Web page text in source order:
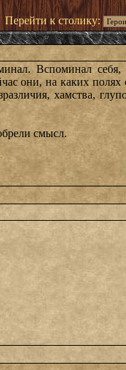
Перейти к столику:
Вспоминал
они, на каких полях
хамства,
смысл.